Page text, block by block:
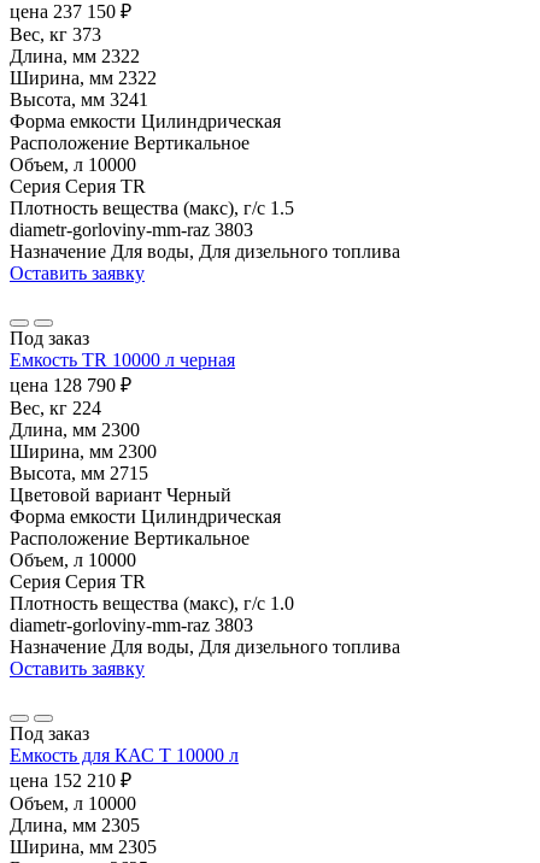
цена 237 150 ₽
Вес, кг 373
Длина, мм 2322
Ширина, мм 2322
Высота, мм 3241
Форма емкости Цилиндрическая
Расположение Вертикальное
Объем, л 10000
Серия Серия TR
Плотность вещества (макс), г/с 1.5
diametr-gorloviny-mm-raz 3803
Назначение Для воды, Для дизельного топлива
Оставить заявку
Под заказ
Емкость TR 10000 л черная
цена 128 790 ₽
Вес, кг 224
Длина, мм 2300
Ширина, мм 2300
Высота, мм 2715
Цветовой вариант Черный
Форма емкости Цилиндрическая
Расположение Вертикальное
Объем, л 10000
Серия Серия TR
Плотность вещества (макс), г/с 1.0
diametr-gorloviny-mm-raz 3803
Назначение Для воды, Для дизельного топлива
Оставить заявку
Под заказ
Емкость для КАС T 10000 л
цена 152 210 ₽
Объем, л 10000
Длина, мм 2305
Ширина, мм 2305